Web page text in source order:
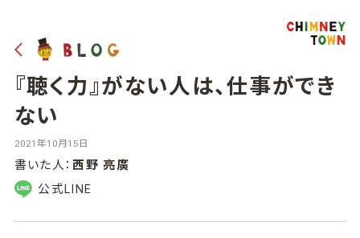
『聴く力』がない人は、仕事ができ
ない
2021年10月15日
書いた人： 西野 亮廣
公式LINE